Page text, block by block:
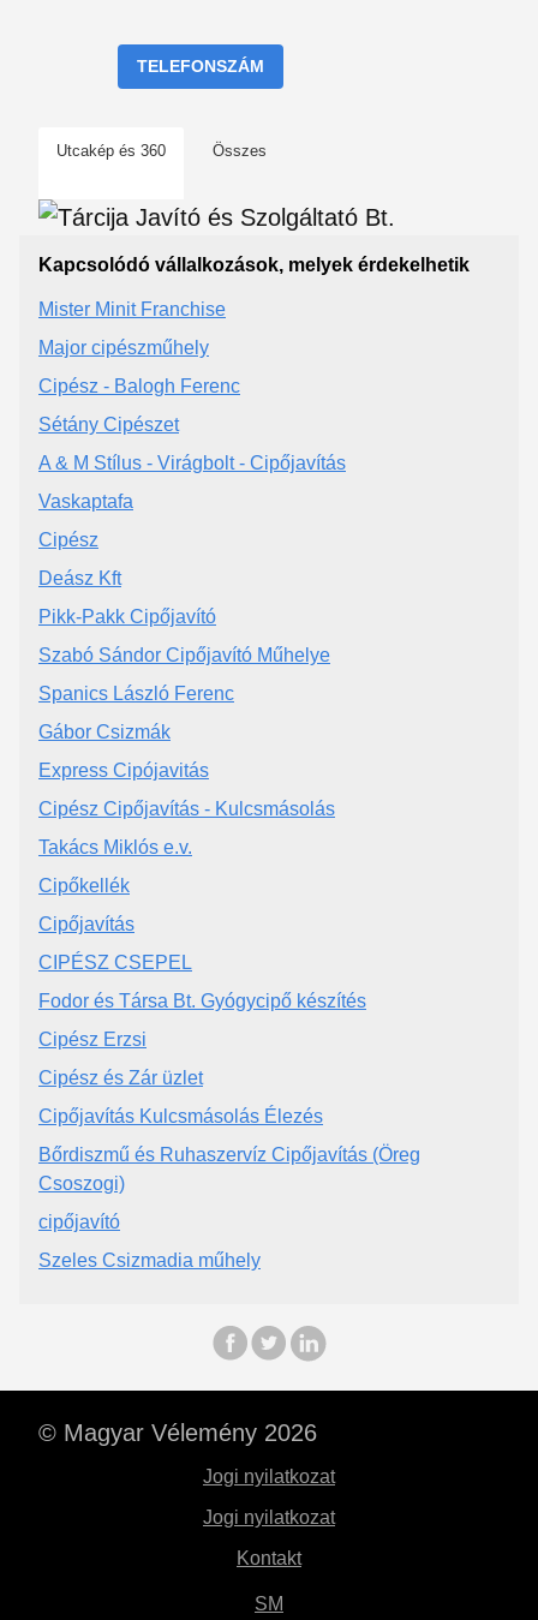
TELEFONSZÁM
Utcakép és 360 Összes
Kapcsolódó vállalkozások, melyek érdekelhetik
Mister Minit Franchise
Major cipészműhely
Cipész - Balogh Ferenc
Sétány Cipészet
A & M Stílus - Virágbolt - Cipőjavítás
Vaskaptafa
Cipész
Deász Kft
Pikk-Pakk Cipőjavító
Szabó Sándor Cipőjavító Műhelye
Spanics László Ferenc
Gábor Csizmák
Express Cipójavitás
Cipész Cipőjavítás - Kulcsmásolás
Takács Miklós e.v.
Cipőkellék
Cipőjavítás
CIPÉSZ CSEPEL
Fodor és Társa Bt. Gyógycipő készítés
Cipész Erzsi
Cipész és Zár üzlet
Cipőjavítás Kulcsmásolás Élezés
Bőrdiszmű és Ruhaszervíz Cipőjavítás (Öreg
Csoszogi)
cipőjavító
Szeles Csizmadia műhely
© Magyar Vélemény 2026
Jogi nyilatkozat
Jogi nyilatkozat
Kontakt
SM